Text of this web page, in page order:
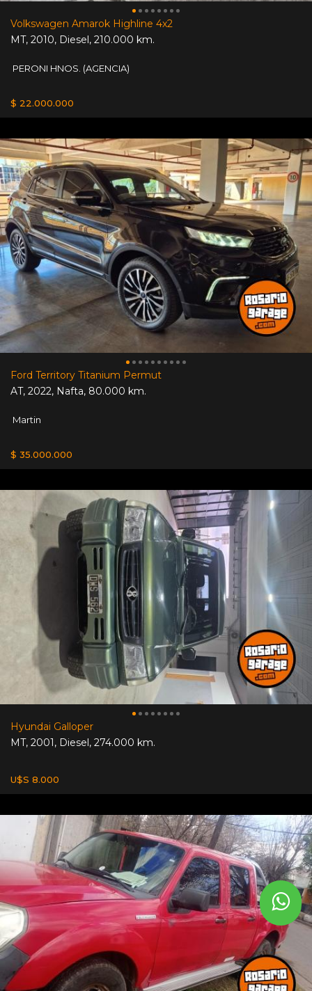
Volkswagen Amarok Highline 4x2
MT, 2010, Diesel, 210.000 km.
PERONI HNOS. (AGENCIA)
$ 22.000.000
Ford Territory Titanium Permut
AT, 2022, Nafta, 80.000 km.
Martin
$ 35.000.000
Hyundai Galloper
MT, 2001, Diesel, 274.000 km.
U$S 8.000